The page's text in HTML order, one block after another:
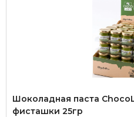
Шоколадная паста
фисташки 25гр